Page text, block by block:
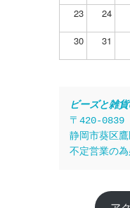
23 24
30 31
ビーズと雑
〒420-0839
静岡市葵区
不定営業の